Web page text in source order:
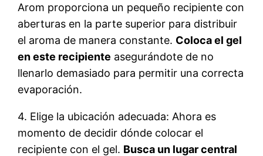
Arom proporciona un pequeño recipiente con
aberturas en la parte superior para distribuir
el aroma de manera constante. Coloca el gel
en este recipiente asegurándote de no
llenarlo demasiado para permitir una correcta
evaporación.
4. Elige la ubicación adecuada: Ahora es
momento de decidir dónde colocar el
recipiente con el gel. Busca un lugar central